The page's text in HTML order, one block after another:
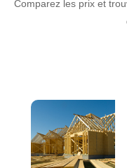
Comparez les prix et